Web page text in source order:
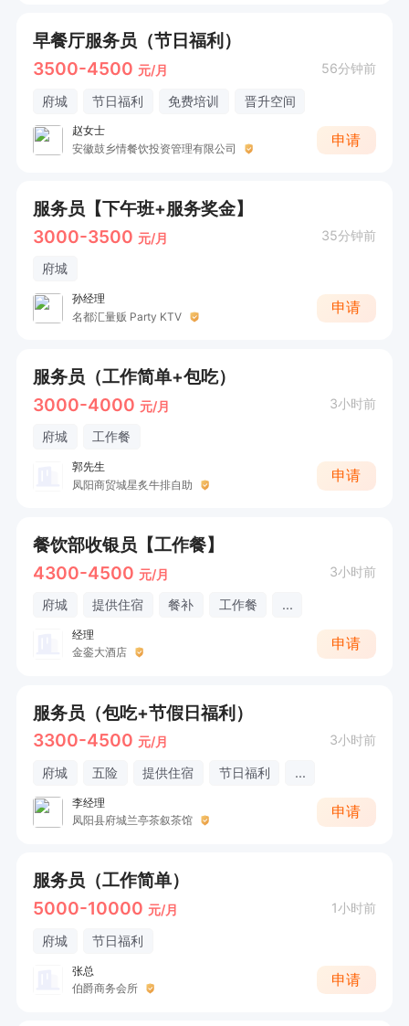
早餐厅服务员（节日福利）
3500-4500 元/月 56分钟前
府城 节日福利 免费培训 晋升空间
赵女士
安徽鼓乡情餐饮投资管理有限公司
申请
服务员【下午班+服务奖金】
3000-3500 元/月 35分钟前
府城
孙经理
名都汇量贩 Party KTV
申请
服务员（工作简单+包吃）
3000-4000 元/月 3小时前
府城 工作餐
郭先生
凤阳商贸城星炙牛排自助
申请
餐饮部收银员【工作餐】
4300-4500 元/月 3小时前
府城 提供住宿 餐补 工作餐 ...
经理
金銮大酒店
申请
服务员（包吃+节假日福利）
3300-4500 元/月 3小时前
府城 五险 提供住宿 节日福利 ...
李经理
凤阳县府城兰亭茶叙茶馆
申请
服务员（工作简单）
5000-10000 元/月 1小时前
府城 节日福利
张总
伯爵商务会所
申请